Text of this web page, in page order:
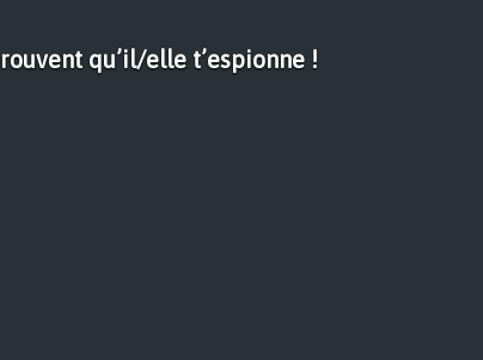
qu’il/elle t’espionne !